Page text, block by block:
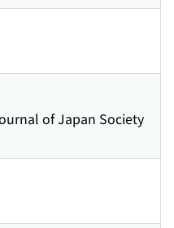
of Japan Society